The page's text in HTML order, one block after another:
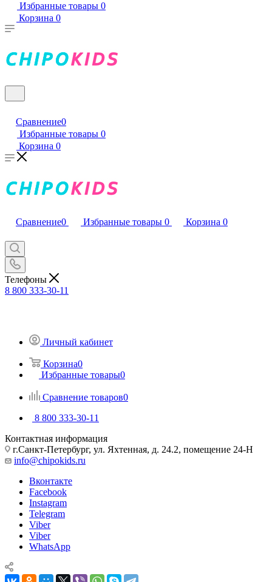
Избранные товары 0
Корзина 0
Сравнение0
Избранные товары 0
Корзина 0
Сравнение0 Избранные товары 0 Корзина 0
Телефоны
8 800 333-30-11
Личный кабинет
Корзина0
Избранные товары0
Сравнение товаров0
8 800 333-30-11
Контактная информация
г.Санкт-Петербург, ул. Яхтенная, д. 24.2, помещение 24-Н
info@chipokids.ru
Вконтакте
Facebook
Instagram
Telegram
Viber
Viber
WhatsApp